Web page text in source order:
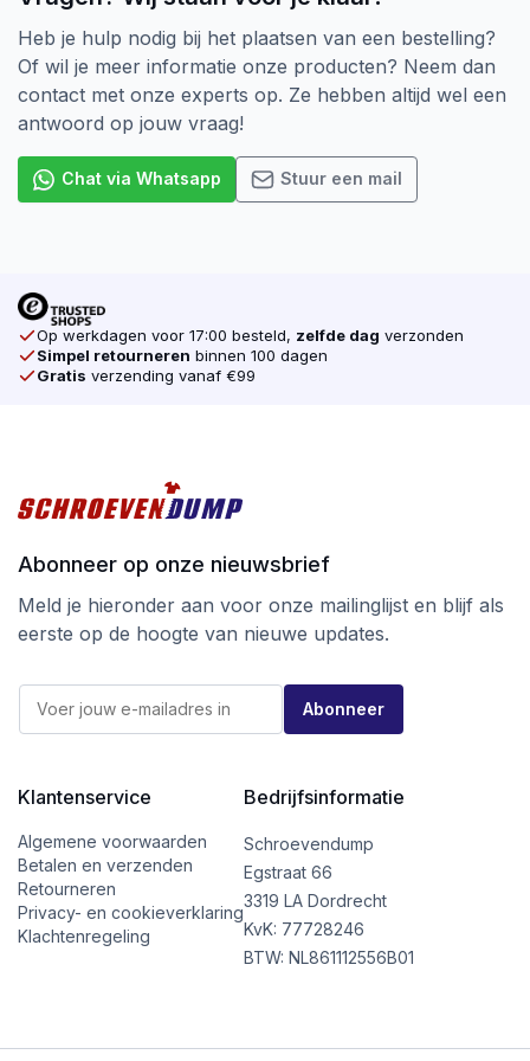
Groot klembereik door de grote schotelkop
Extra snijvlak aan de boorpunt voor extra boorcapaciteit
Diepe TX-drive voor een optimale krachtoverbrenging
Zeer lage indraaiweerstand voor optimaal schroefgemak
Heb je hulp nodig bij het plaatsen van een bestelling?
Of wil je meer informatie onze producten? Neem dan
contact met onze experts op. Ze hebben altijd wel een
antwoord op jouw vraag!
Chat via Whatsapp Stuur een mail
Op werkdagen voor 17:00 besteld, zelfde dag verzonden
Simpel retourneren binnen 100 dagen
Gratis verzending vanaf €99
Abonneer op onze nieuwsbrief
Meld je hieronder aan voor onze mailinglijst en blijf als
eerste op de hoogte van nieuwe updates.
a
E
m
a
i
l
E
-
E
m
l
Abonneer
Klantenservice
Algemene voorwaarden
Betalen en verzenden
Retourneren
Privacy- en cookieverklaring
Klachtenregeling
Bedrijfsinformatie
Schroevendump
Egstraat 66
3319 LA Dordrecht
KvK: 77728246
BTW: NL861112556B01